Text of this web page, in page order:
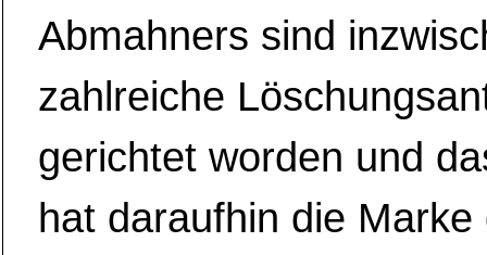
Abmahners sind
zahlreiche
gerichtet worden und
hat daraufhin die Marke